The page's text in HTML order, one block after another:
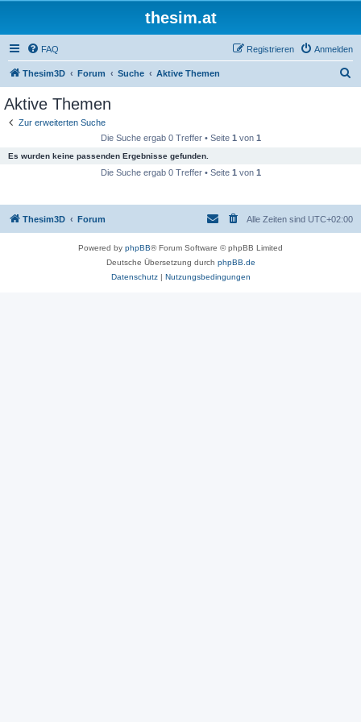
thesim.at
FAQ Anmelden
Registrieren
Thesim3D Forum Suche Aktive Themen
Aktive Themen
Zur erweiterten Suche
Die Suche ergab 0 Treffer • Seite 1 von 1
Es wurden keine passenden Ergebnisse gefunden.
Die Suche ergab 0 Treffer • Seite 1 von 1
Thesim3D Forum Alle Zeiten sind UTC+02:00
Powered by phpBB® Forum Software © phpBB Limited
Deutsche Übersetzung durch phpBB.de
Datenschutz| Nutzungsbedingungen